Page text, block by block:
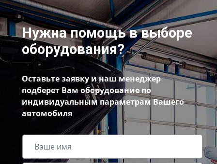
Нужна помощь в выборе
оборудования?
Оставьте заявку и наш менеджер
подберет Вам оборудование по
индивидуальным параметрам Вашего
автомобиля